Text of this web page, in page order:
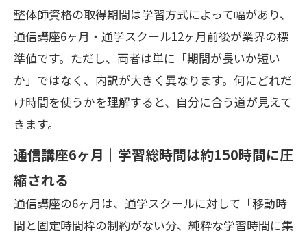
整体師資格の取得期間は学習方式によって幅があり、
通信講座6ヶ月・通学スクール12ヶ月前後が業界の標
準値です。ただし、両者は単に「期間が長いか短い
か」ではなく、内訳が大きく異なります。何にどれだ
け時間を使うかを理解すると、自分に合う道が見えて
きます。
通信講座6ヶ月｜学習総時間は約150時間に圧
縮される
通信講座の6ヶ月は、通学スクールに対して「移動時
間と固定時間枠の制約がない分、純粋な学習時間に集